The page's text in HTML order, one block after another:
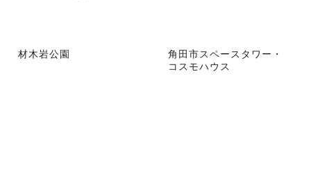
材木岩公園
角田市スペースタワー・
コスモハウス